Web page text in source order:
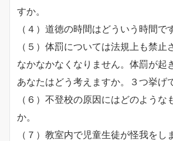
すか。
（４）道徳の時間はどういう時間で
（５）体罰については法規上も禁止
なかなかなくなりません。体罰が起
あなたはどう考えますか。３つ挙げ
（６）不登校の原因にはどのような
か。
（７）教室内で児童生徒が怪我をし